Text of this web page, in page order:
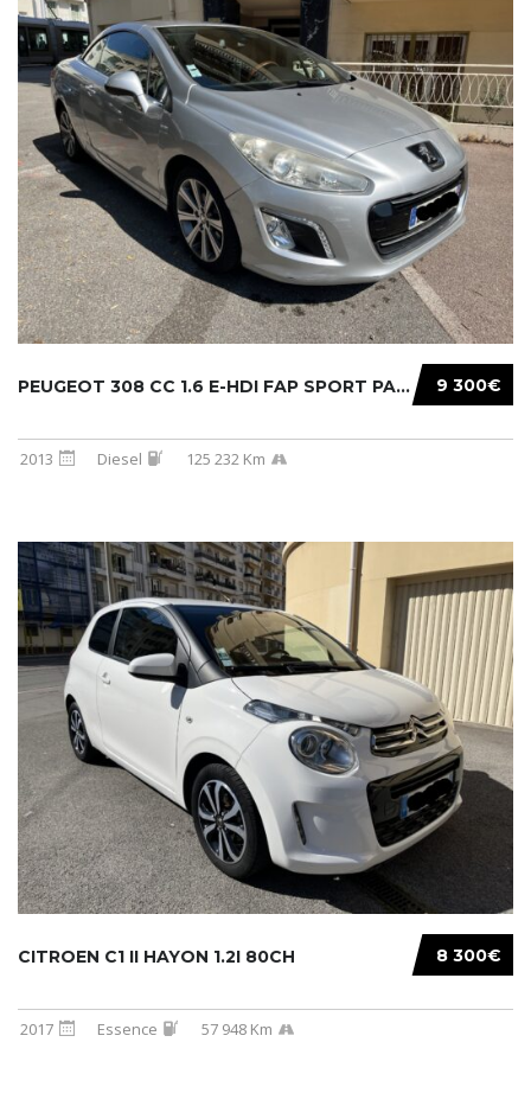
9 300€
PEUGEOT 308 CC 1.6 E-HDI FAP SPORT PACK 115C...
2013 Diesel 125 232 Km
8 300€
CITROEN C1 II HAYON 1.2I 80CH
2017 Essence 57 948 Km